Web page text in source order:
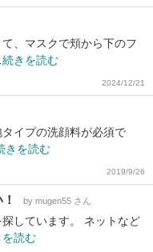
、マスクで頬から下のフ
続きを読む
2024/12/21
イプの洗顔料が必須で
きを読む
2019/9/26
by mugen55 さん
しています。 ネットなど
を読む